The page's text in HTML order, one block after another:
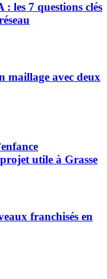
les 7 questions clés
maillage avec deux
utile à Grasse
franchisés en